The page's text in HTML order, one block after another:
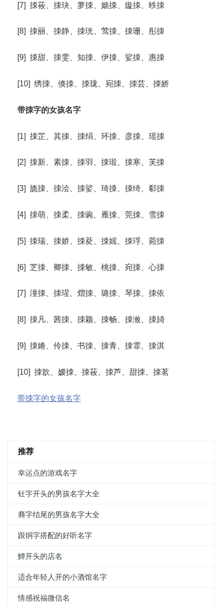
[7] 拺莜、拺玦、萝拺、嫱拺、嫙拺、昳拺
[8] 拺丽、拺静、拺珖、莺拺、拺珊、彤拺
[9] 拺甜、拺雯、知拺、伊拺、娑拺、惠拺
[10] 绣拺、倏拺、拺珑、宛拺、拺芸、拺娇
带拺字的女孩名字
[1] 拺芷、其拺、拺绢、环拺、彦拺、瑶拺
[2] 拺新、素拺、拺羽、拺瑖、拺寒、芙拺
[3] 旒拺、拺浍、拺娑、琦拺、拺绮、郗拺
[4] 拺萌、拺柔、拺豌、雁拺、莞拺、雪拺
[5] 拺瑞、拺娇、拺荾、拺媱、拺琈、菀拺
[6] 芝拺、卿拺、拺敏、桃拺、宛拺、心拺
[7] 潼拺、拺瑆、熠拺、璐拺、琴拺、拺依
[8] 拺凡、茜拺、拺颖、拺畅、拺浟、拺旑
[9] 拺婘、伶拺、书拺、拺青、拺霏、拺淇
[10] 拺歆、嫒拺、拺莜、拺芦、甜拺、拺茗
带拺字的女孩名字
推荐
幸运点的游戏名字
钍字开头的男孩名字大全
裔字结尾的男孩名字大全
跟烔字搭配的好听名字
鱏开头的店名
适合年轻人开的小酒馆名字
情感祝福微信名